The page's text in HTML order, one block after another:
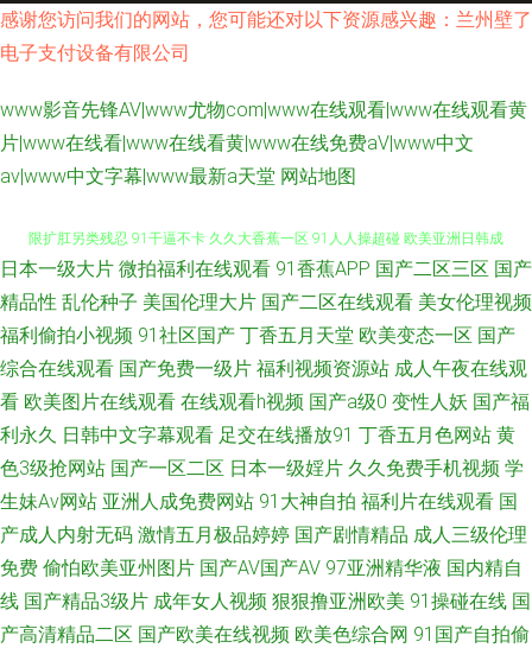
感谢您访问我们的网站，您可能还对以下资源感兴趣：兰州壁了
电子支付设备有限公司
www影音先锋AV|www尤物com|www在线观看|www在线观看黄
片|www在线看|www在线看黄|www在线免费aV|www中文
av|www中文字幕|www最新a天堂 网站地图
91伊人久热 亚洲欧洲综合日韩精品 91极品探花 免费看片91 91黄色大片 极
限扩肛另类残忍 91干逼不卡 久久大香蕉一区 91人人操超碰 欧美亚洲日韩成
人 岛国无码资源先锋 久久七七更新 日韩久久草深深久不卡 91原创国产精品
91豆奶在线观看 九七久久 91次元黄色观看链接 青青草原电影院 91网址在线
影院 91无码青久 色久悠悠中文 超碰无91 亚洲五月天丁香 久热免费在线 91
美脚视频网站 五月天婷婷不卡 丁香美女社区 亚洲天堂2025 国产原创精品自
日本一级大片 微拍福利在线观看 91香蕉APP 国产二区三区 国产
精品性 乱伦种子 美国伦理大片 国产二区在线观看 美女伦理视频
福利偷拍小视频 91社区国产 丁香五月天堂 欧美变态一区 国产
综合在线观看 国产免费一级片 福利视频资源站 成人午夜在线观
看 欧美图片在线观看 在线观看h视频 国产a级0 变性人妖 国产福
利永久 日韩中文字幕观看 足交在线播放91 丁香五月色网站 黄
色3级抢网站 国产一区二区 日本一级婬片 久久免费手机视频 学
生妹Av网站 亚洲人成免费网站 91大神自拍 福利片在线观看 国
产成人内射无码 激情五月极品婷婷 国产剧情精品 成人三级伦理
免费 偷怕欧美亚州图片 国产AV国产AV 97亚洲精华液 国内精自
线 国产精品3级片 成年女人视频 狠狠撸亚洲欧美 91操碰在线 国
产高清精品二区 国产欧美在线视频 欧美色综合网 91国产自拍偷